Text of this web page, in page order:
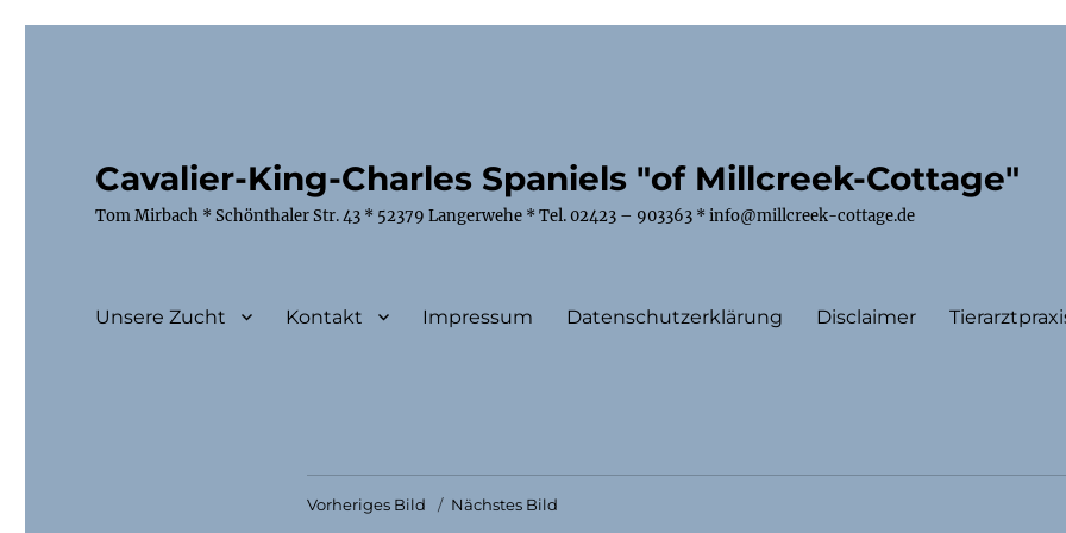
Cavalier-King-Charles Spaniels "of Millcreek-Cottage"
Tom Mirbach * Schönthaler Str. 43 * 52379 Langerwehe * Tel. 02423 – 903363 * info@millcreek-cottage.de
Unsere Zucht Kontakt Impressum Datenschutzerklärung Disclaimer
Vorheriges Bild Nächstes Bild